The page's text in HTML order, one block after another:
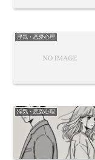
浮気・恋愛心理
浮気・恋愛心理